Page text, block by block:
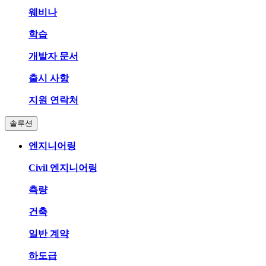
웨비나
학습
개발자 문서
출시 사항
지원 연락처
솔루션
엔지니어링
Civil 엔지니어링
측량
건축
일반 계약
하도급